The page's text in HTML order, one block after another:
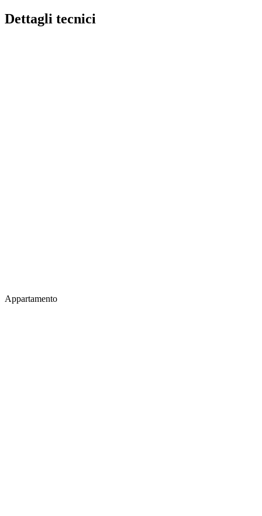
Dettagli tecnici
Appartamento